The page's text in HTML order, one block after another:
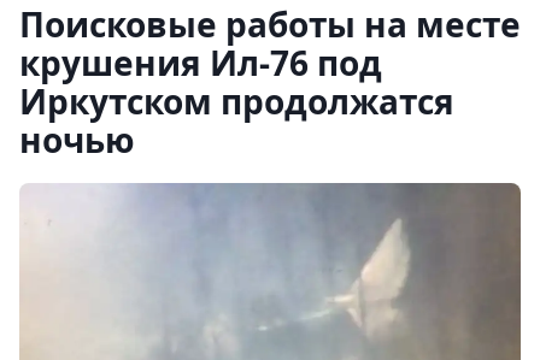
Поисковые работы на месте
крушения Ил-76 под
Иркутском продолжатся
ночью